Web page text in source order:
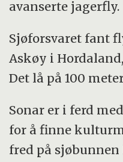
langs en bane.
bilder og mer
SAS gir
avbildninger av
svært nøyaktig
For å få klare
avanserte jagerfly.
Sjøforsvaret fant
Askøy i
Det lå på 100
Sonar er i ferd
for å finne
fred på